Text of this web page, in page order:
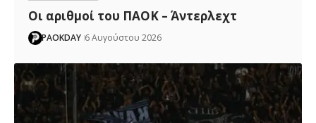
Oι αριθμοί του ΠΑΟΚ – Άντερλεχτ
PAOKDAY 6 Αυγούστου 2026